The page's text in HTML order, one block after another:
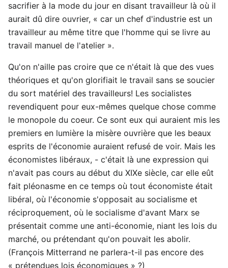
sacrifier à la mode du jour en disant travailleur là où il
aurait dû dire ouvrier, « car un chef d'industrie est un
travailleur au même titre que l'homme qui se livre au
travail manuel de l'atelier ».
Qu'on n'aille pas croire que ce n'était là que des vues
théoriques et qu'on glorifiait le travail sans se soucier
du sort matériel des travailleurs! Les socialistes
revendiquent pour eux-mêmes quelque chose comme
le monopole du coeur. Ce sont eux qui auraient mis les
premiers en lumière la misère ouvrière que les beaux
esprits de l'économie auraient refusé de voir. Mais les
économistes libéraux, - c'était là une expression qui
n'avait pas cours au début du XIXe siècle, car elle eût
fait pléonasme en ce temps où tout économiste était
libéral, où l'économie s'opposait au socialisme et
réciproquement, où le socialisme d'avant Marx se
présentait comme une anti-économie, niant les lois du
marché, ou prétendant qu'on pouvait les abolir.
(François Mitterrand ne parlera-t-il pas encore des
« prétendues lois économiques » ?)